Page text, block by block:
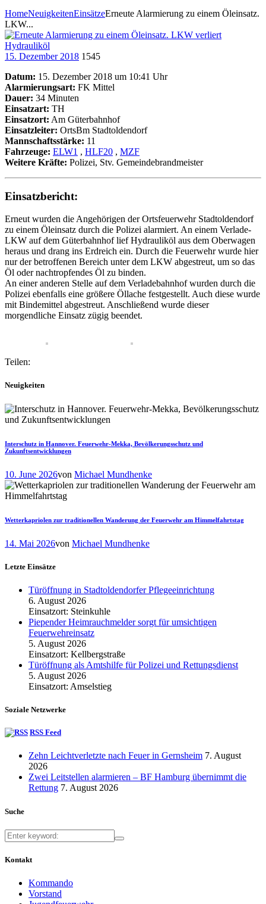
HomeNeuigkeitenEinsätzeErneute Alarmierung zu einem Öleinsatz.
LKW...
15. Dezember 2018 1545
Datum: 15. Dezember 2018 um 10:41 Uhr
Alarmierungsart: FK Mittel
Dauer: 34 Minuten
Einsatzart: TH
Einsatzort: Am Güterbahnhof
Einsatzleiter: OrtsBm Stadtoldendorf
Mannschaftsstärke: 11
Fahrzeuge: ELW1 , HLF20 , MZF
Weitere Kräfte: Polizei, Stv. Gemeindebrandmeister
Einsatzbericht:
Erneut wurden die Angehörigen der Ortsfeuerwehr Stadtoldendorf
zu einem Öleinsatz durch die Polizei alarmiert. An einem Verlade-
LKW auf dem Güterbahnhof lief Hydrauliköl aus dem Oberwagen
heraus und drang ins Erdreich ein. Durch die Feuerwehr wurde hier
nur der betroffenen Bereich unter dem LKW abgestreut, um so das
Öl oder nachtropfendes Öl zu binden.
An einer anderen Stelle auf dem Verladebahnhof wurden durch die
Polizei ebenfalls eine größere Öllache festgestellt. Auch diese wurde
mit Bindemittel abgestreut. Anschließend wurde dieser
morgendliche Einsatz zügig beendet.
Teilen:
Neuigkeiten
Interschutz in Hannover. Feuerwehr-Mekka, Bevölkerungsschutz und
Zukunftsentwicklungen
10. June 2026von Michael Mundhenke
Wetterkapriolen zur traditionellen Wanderung der Feuerwehr am Himmelfahrtstag
14. Mai 2026von Michael Mundhenke
Letzte Einsätze
Türöffnung in Stadtoldendorfer Pflegeeinrichtung
6. August 2026
Einsatzort: Steinkuhle
Piepender Heimrauchmelder sorgt für umsichtigen
Feuerwehreinsatz
5. August 2026
Einsatzort: Kellbergstraße
Türöffnung als Amtshilfe für Polizei und Rettungsdienst
5. August 2026
Einsatzort: Amselstieg
Soziale Netzwerke
RSS Feed
Zehn Leichtverletzte nach Feuer in Gernsheim 7. August
2026
Zwei Leitstellen alarmieren – BF Hamburg übernimmt die
Rettung 7. August 2026
Suche
Kontakt
Kommando
Vorstand